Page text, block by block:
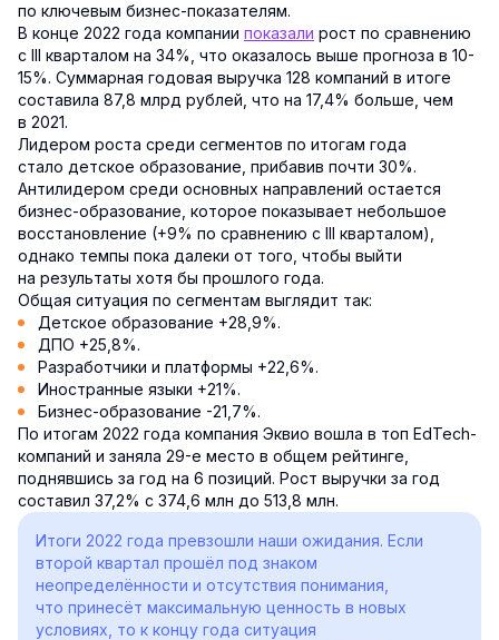
по ключевым бизнес-показателям.
В конце 2022 года компании показали рост по сравнению
с III кварталом на 34%, что оказалось выше прогноза в 10-
15%. Суммарная годовая выручка 128 компаний в итоге
составила 87,8 млрд рублей, что на 17,4% больше, чем
в 2021.
Лидером роста среди сегментов по итогам года
стало детское образование, прибавив почти 30%.
Антилидером среди основных направлений остается
бизнес-образование, которое показывает небольшое
восстановление (+9% по сравнению с III кварталом),
однако темпы пока далеки от того, чтобы выйти
на результаты хотя бы прошлого года.
Общая ситуация по сегментам выглядит так:
Детское образование +28,9%.
ДПО +25,8%.
Разработчики и платформы +22,6%.
Иностранные языки +21%.
Бизнес-образование -21,7%.
По итогам 2022 года компания Эквио вошла в топ EdTech-
компаний и заняла 29-е место в общем рейтинге,
поднявшись за год на 6 позиций. Рост выручки за год
составил 37,2% с 374,6 млн до 513,8 млн.
Итоги 2022 года превзошли наши ожидания. Если
второй квартал прошёл под знаком
неопределённости и отсутствия понимания,
что принесёт максимальную ценность в новых
условиях, то к концу года ситуация